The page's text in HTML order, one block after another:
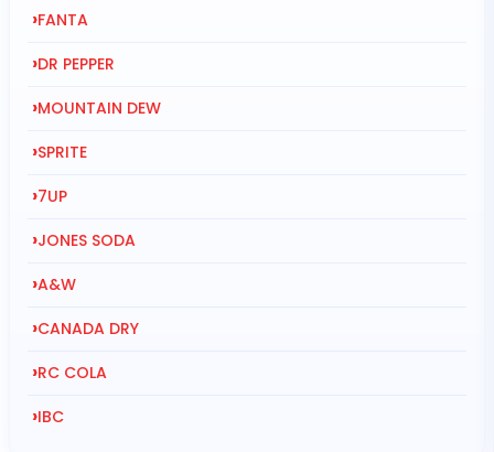
›FANTA
›DR PEPPER
›MOUNTAIN DEW
›SPRITE
›7UP
›JONES SODA
›A&W
›CANADA DRY
›RC COLA
›IBC